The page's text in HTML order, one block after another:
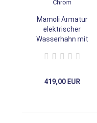
Mamoli Armatur
elektrischer
Wasserhahn mit
4091P Chrom
419,00 EUR